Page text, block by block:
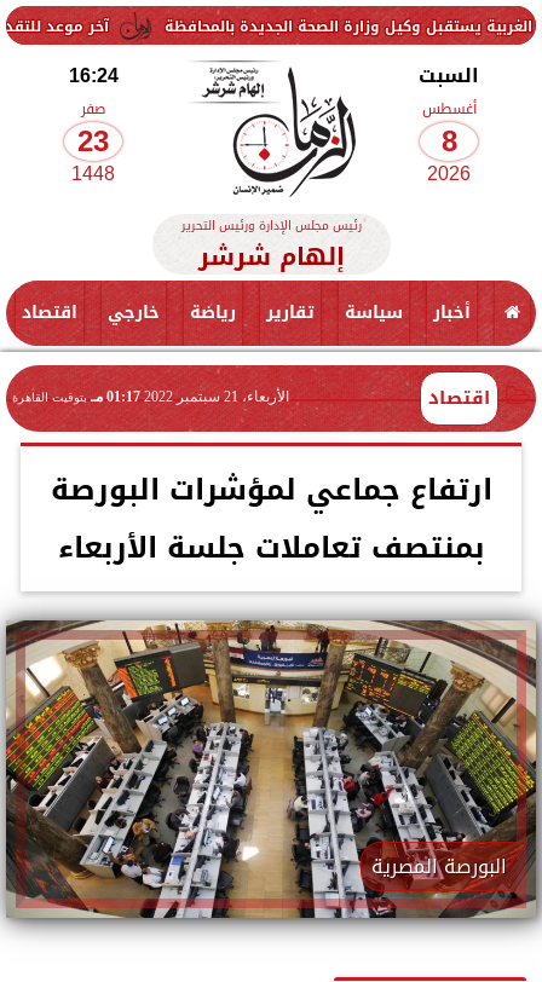
آخر موعد للتقديم في مدارس STEM 2026.. التعليم تحدد موعد اختبارات القبول وكيل وزارة الصحة الجديدة بالمحافظة
السبت
أغسطس
8
2026
16:24
صفر
23
1448
رئيس مجلس الإدارة ورئيس التحرير
إلهام شرشر
أخبار سياسة تقارير رياضة خارجي اقتصاد
اقتصاد الأربعاء، 21 سبتمبر 2022 01:17 مـ بتوقيت القاهرة
ارتفاع جماعي لمؤشرات البورصة
بمنتصف تعاملات جلسة الأربعاء
البورصة المصرية